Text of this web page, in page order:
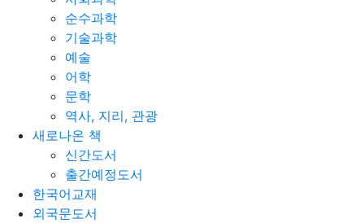
순수과학
기술과학
예술
어학
문학
역사, 지리, 관광
새로나온 책
신간도서
출간예정도서
한국어교재
외국문도서